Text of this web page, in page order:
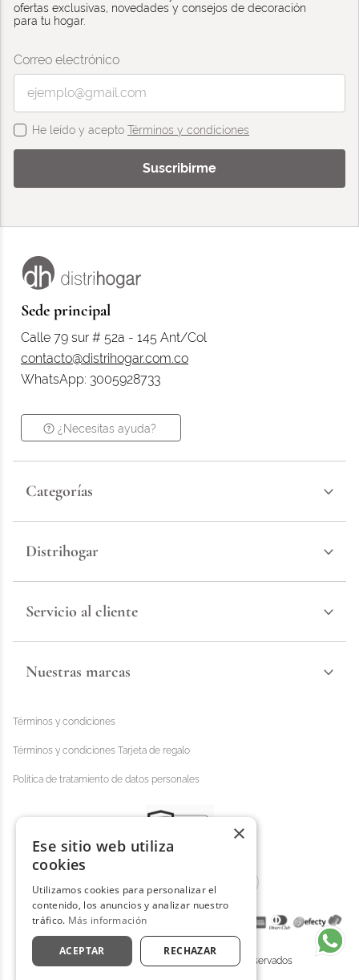
ofertas exclusivas, novedades y consejos de decoración
para tu hogar.
Correo electrónico
He leído y aceptoTérminos y condiciones
Suscribirme
Sede principal
Calle 79 sur # 52a - 145 Ant/Col
contacto@distrihogar.com.co
WhatsApp: 3005928733
¿Necesitas ayuda?
Categorías
Distrihogar
Servicio al cliente
Nuestras marcas
Términos y condiciones
Términos y condiciones Tarjeta de regalo
Política de tratamiento de datos personales
Distrihogar 2025 - © Todos los derechos reservados
×
Ese sitio web utiliza
cookies
Utilizamos cookies para personalizar el
contenido, los anuncios y analizar nuestro
tráfico. Más información
ACEPTAR RECHAZAR